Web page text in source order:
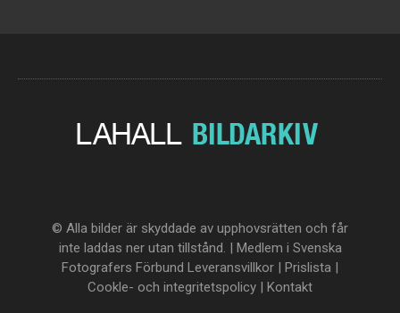
© Alla bilder är skyddade av upphovsrätten och får
inte laddas ner utan tillstånd. | Medlem i Svenska
Fotografers Förbund Leveransvillkor | Prislista |
Cookle- och integritetspolicy | Kontakt